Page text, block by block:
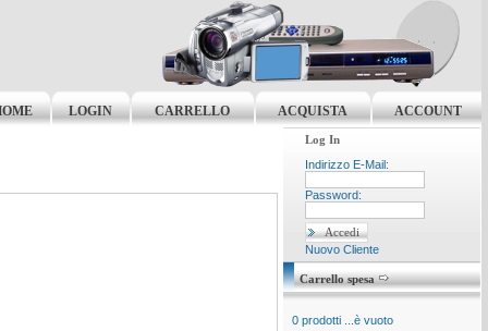
LOGIN CARRELLO ACQUISTA ACCOUNT
Log In
Indirizzo E-Mail:
Password:
Nuovo Cliente
Carrello spesa
0 prodotti ...è vuoto